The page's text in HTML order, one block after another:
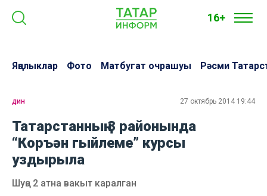
16+
Яңалыклар Фото Матбугат очрашуы Рәсми
дин 27 октябрь 2014 19:44
Татарстанның 3 районында
“Коръән гыйлеме” курсы
уздырыла
Шуңа 2 атна вакыт каралган